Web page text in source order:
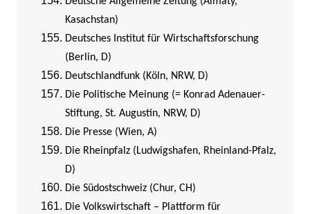
Kasachstan)
Deutsches Institut für Wirtschaftsforschung
(Berlin, D)
Deutschlandfunk (Köln, NRW, D)
Die Politische Meinung (= Konrad Adenauer-
Stiftung, St. Augustin, NRW, D)
Die Presse (Wien, A)
Die Rheinpfalz (Ludwigshafen, Rheinland-Pfalz,
D)
Die Südostschweiz (Chur, CH)
Die Volkswirtschaft – Plattform für